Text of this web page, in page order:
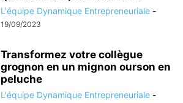
L'équipe Dynamique Entrepreneuriale -
19/09/2023
Transformez votre collègue
grognon en un mignon ourson en
peluche
L'équipe Dynamique Entrepreneuriale -